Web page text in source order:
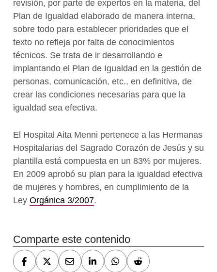
revisión, por parte de expertos en la materia, del
Plan de Igualdad elaborado de manera interna,
sobre todo para establecer prioridades que el
texto no refleja por falta de conocimientos
técnicos. Se trata de ir desarrollando e
implantando el Plan de Igualdad en la gestión de
personas, comunicación, etc., en definitiva, de
crear las condiciones necesarias para que la
igualdad sea efectiva.
El Hospital Aita Menni pertenece a las Hermanas
Hospitalarias del Sagrado Corazón de Jesús y su
plantilla está compuesta en un 83% por mujeres.
En 2009 aprobó su plan para la igualdad efectiva
de mujeres y hombres, en cumplimiento de la
Ley Orgánica 3/2007.
Volver a la navegación principal
Comparte este contenido